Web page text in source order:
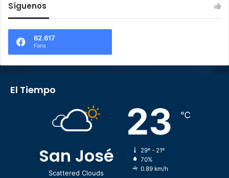
Síguenos
62.617
Fans
El Tiempo
San José
Scattered Clouds
23 ℃
29º - 21º
70%
0.89 km/h